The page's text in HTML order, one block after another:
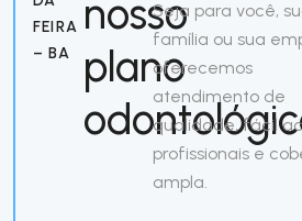
FEIRA
– BA
nosso
plano
Seja para você,
família ou sua
oferecemos
atendimento de
qualidade, fácil
profissionais e
ampla.